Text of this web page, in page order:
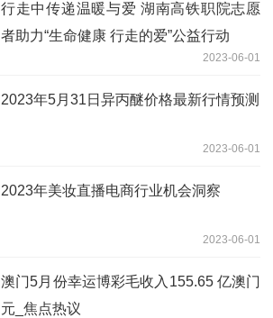
行走中传递温暖与爱 湖南高铁职院志愿
者助力“生命健康 行走的爱”公益行动
2023-06-01
2023年5月31日异丙醚价格最新行情预测
2023-06-01
2023年美妆直播电商行业机会洞察
2023-06-01
澳门5月份幸运博彩毛收入155.65 亿澳门
元_焦点热议